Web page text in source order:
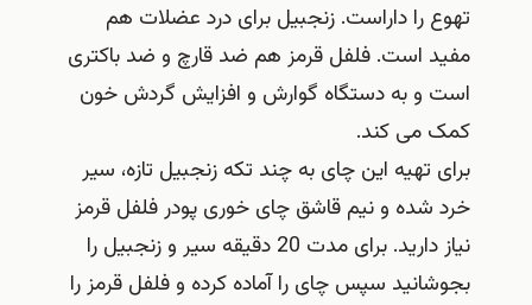
تهوع را داراست. زنجبیل برای درد عضلات هم
مفید است. فلفل قرمز هم ضد قارچ و ضد باکتری
است و به دستگاه گوارش و افزایش گردش خون
کمک می کند.
برای تهیه این چای به چند تکه زنجبیل تازه، سیر
خرد شده و نیم قاشق چای خوری پودر فلفل قرمز
نیاز دارید. برای مدت 20 دقیقه سیر و زنجبیل را
بجوشانید سپس چای را آماده کرده و فلفل قرمز را